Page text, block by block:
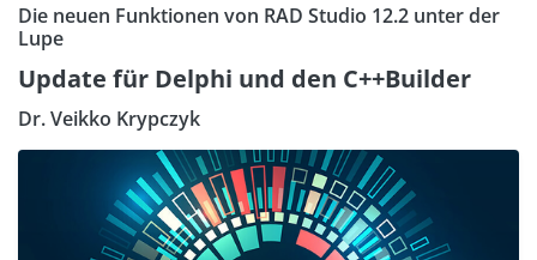
Die neuen Funktionen von RAD Studio 12.2 unter der
Lupe
Update für Delphi und den C++Builder
Dr. Veikko Krypczyk